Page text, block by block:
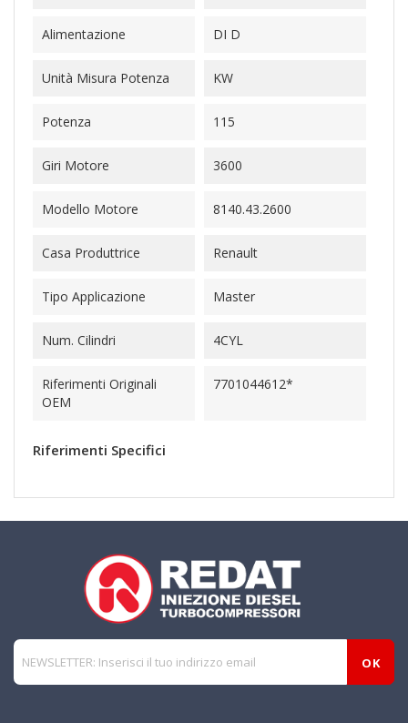
Alimentazione DI D
Unità Misura Potenza KW
Potenza 115
Giri Motore 3600
Modello Motore 8140.43.2600
Casa Produttrice Renault
Tipo Applicazione Master
Num. Cilindri 4CYL
Riferimenti Originali
OEM
7701044612*
Riferimenti Specifici